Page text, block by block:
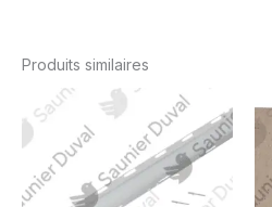
Produits similaires